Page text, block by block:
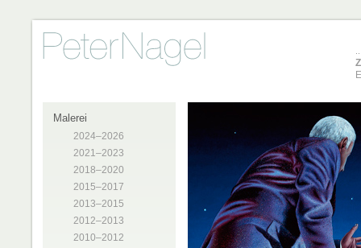
Malerei
2024–2026
2021–2023
2018–2020
2015–2017
2013–2015
2012–2013
2010–2012